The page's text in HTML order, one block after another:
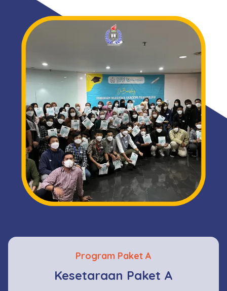
Program Paket A
Kesetaraan Paket A